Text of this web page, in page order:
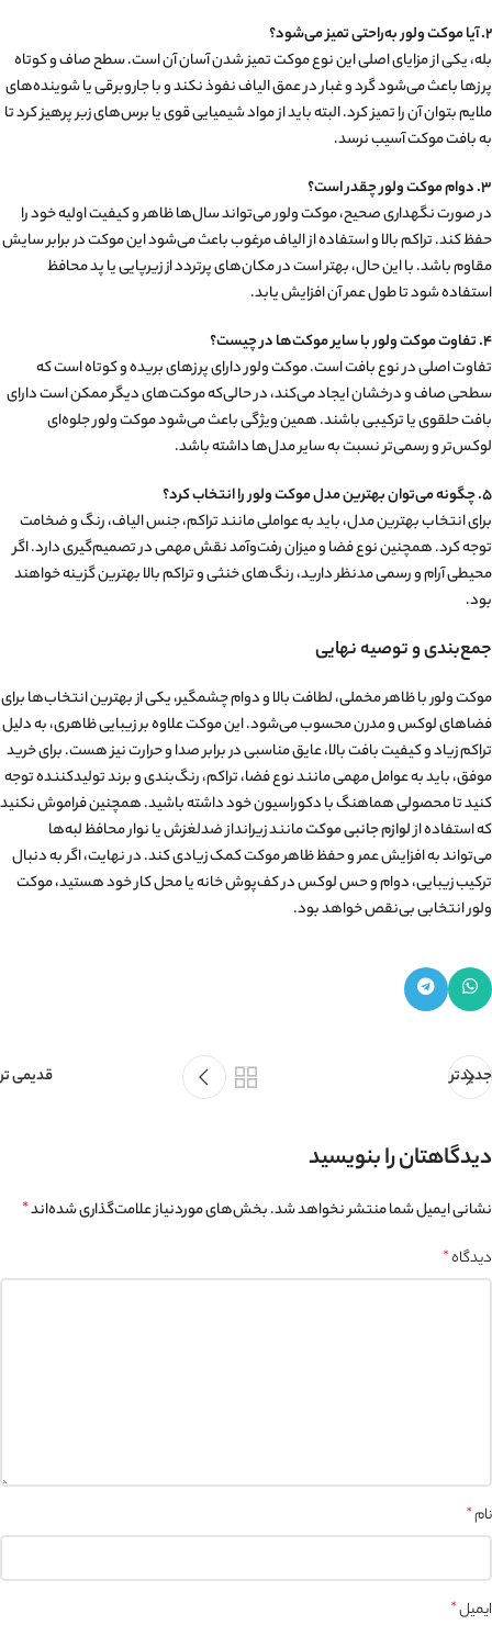
۲. آیا موکت ولور به‌راحتی تمیز می‌شود؟
بله، یکی از مزایای اصلی این نوع موکت تمیز شدن آسان آن است. سطح صاف و کوتاه
پرزها باعث می‌شود گرد و غبار در عمق الیاف نفوذ نکند و با جاروبرقی یا شوینده‌های
ملایم بتوان آن را تمیز کرد. البته باید از مواد شیمیایی قوی یا برس‌های زبر پرهیز کرد تا
به بافت موکت آسیب نرسد.
۳. دوام موکت ولور چقدر است؟
در صورت نگهداری صحیح، موکت ولور می‌تواند سال‌ها ظاهر و کیفیت اولیه خود را
حفظ کند. تراکم بالا و استفاده از الیاف مرغوب باعث می‌شود این موکت در برابر سایش
مقاوم باشد. با این حال، بهتر است در مکان‌های پرتردد از زیرپایی یا پد محافظ
استفاده شود تا طول عمر آن افزایش یابد.
۴. تفاوت موکت ولور با سایر موکت‌ها در چیست؟
تفاوت اصلی در نوع بافت است. موکت ولور دارای پرزهای بریده و کوتاه است که
سطحی صاف و درخشان ایجاد می‌کند، در حالی‌که موکت‌های دیگر ممکن است دارای
بافت حلقوی یا ترکیبی باشند. همین ویژگی باعث می‌شود موکت ولور جلوه‌ای
لوکس‌تر و رسمی‌تر نسبت به سایر مدل‌ها داشته باشد.
۵. چگونه می‌توان بهترین مدل موکت ولور را انتخاب کرد؟
برای انتخاب بهترین مدل، باید به عواملی مانند تراکم، جنس الیاف، رنگ و ضخامت
توجه کرد. همچنین نوع فضا و میزان رفت‌وآمد نقش مهمی در تصمیم‌گیری دارد. اگر
محیطی آرام و رسمی مدنظر دارید، رنگ‌های خنثی و تراکم بالا بهترین گزینه خواهند
بود.
جمع‌بندی و توصیه نهایی
موکت ولور با ظاهر مخملی، لطافت بالا و دوام چشمگیر، یکی از بهترین انتخاب‌ها برای
فضاهای لوکس و مدرن محسوب می‌شود. این موکت علاوه بر زیبایی ظاهری، به دلیل
تراکم زیاد و کیفیت بافت بالا، عایق مناسبی در برابر صدا و حرارت نیز هست. برای خرید
موفق، باید به عوامل مهمی مانند نوع فضا، تراکم، رنگ‌بندی و برند تولیدکننده توجه
کنید تا محصولی هماهنگ با دکوراسیون خود داشته باشید. همچنین فراموش نکنید
که استفاده ازلوازم جانبی موکتمانند زیرانداز ضدلغزش یا نوار محافظ لبه‌ها
می‌تواند به افزایش عمر و حفظ ظاهر موکت کمک زیادی کند. در نهایت، اگر به دنبال
ترکیب زیبایی، دوام و حس لوکس در کف‌پوش خانه یا محل کار خود هستید، موکت
ولور انتخابی بی‌نقص خواهد بود.
جدیدتر قدیمی تر
دیدگاهتان را بنویسید
نشانی ایمیل شما منتشر نخواهد شد.بخش‌های موردنیاز علامت‌گذاری شده‌اند*
دیدگاه*
نام*
ایمیل*